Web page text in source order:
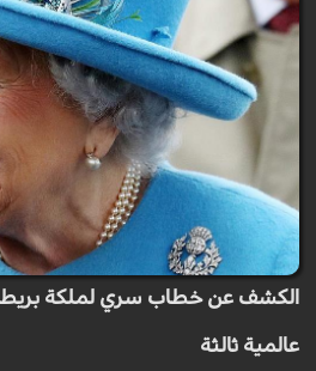
الكشف عن خطاب سري لملكة
عالمية ثالثة